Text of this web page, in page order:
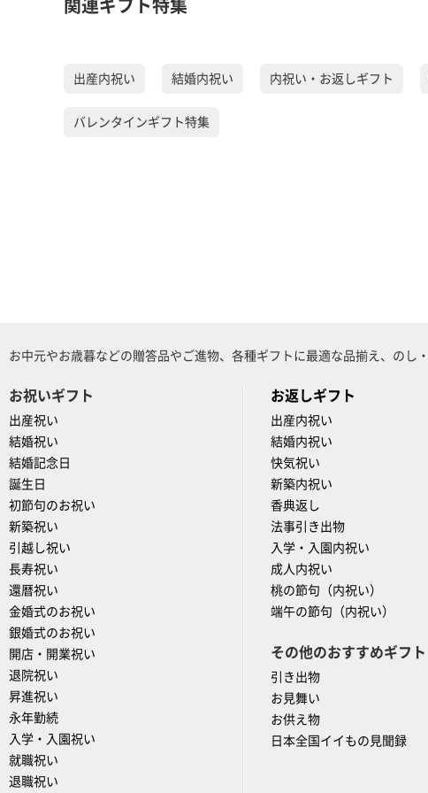
関連ギフト特集
出産内祝い 結婚内祝い 内祝い・お返しギフト
バレンタインギフト特集
お中元やお歳暮などの贈答品やご進物、各種ギフトに最適な品揃え、のし
お祝いギフト
出産祝い
結婚祝い
結婚記念日
誕生日
初節句のお祝い
新築祝い
引越し祝い
長寿祝い
還暦祝い
金婚式のお祝い
銀婚式のお祝い
開店・開業祝い
退院祝い
昇進祝い
永年勤続
入学・入園祝い
就職祝い
退職祝い
お返しギフト
出産内祝い
結婚内祝い
快気祝い
新築内祝い
香典返し
法事引き出物
入学・入園内祝い
成人内祝い
桃の節句（内祝い）
端午の節句（内祝い）
その他のおすすめギフト
引き出物
お見舞い
お供え物
日本全国イイもの見聞録